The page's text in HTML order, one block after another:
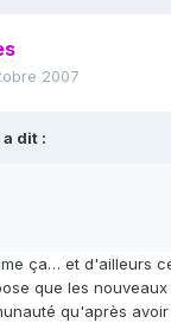
2007
dit :
ça… et d'ailleurs
que les
qu'après